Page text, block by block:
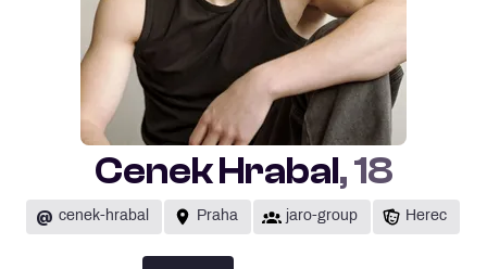
Cenek Hrabal, 18
@ cenek-hrabal Praha jaro-group Herec